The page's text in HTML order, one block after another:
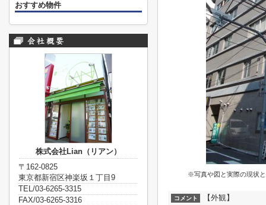
※写真や図と実際の現状
コメント 【外観】
おすすめ物件
株式会社Lian（リアン）
〒162-0825
東京都新宿区神楽坂１丁目9
TEL/03-6265-3315
FAX/03-6265-3316